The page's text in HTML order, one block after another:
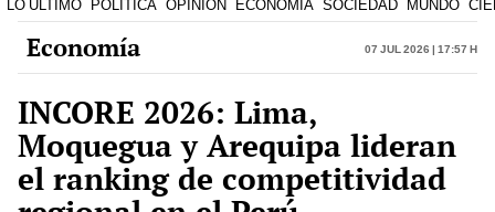
LO ÚLTIMO POLÍTICA OPINIÓN ECONOMÍA SOCIEDAD MUNDO
Economía 07 Jul 2026 | 17:57 h
INCORE 2026: Lima,
Moquegua y Arequipa lideran
el ranking de competitividad